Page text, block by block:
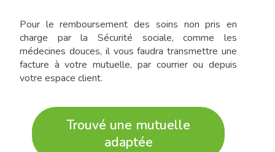
Pour le remboursement des soins non pris en
charge par la Sécurité sociale, comme les
médecines douces, il vous faudra transmettre une
facture à votre mutuelle, par courrier ou depuis
votre espace client.
Trouvé une mutuelle
adaptée